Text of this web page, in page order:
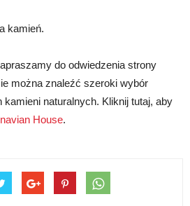
kamień.
do odwiedzenia strony
można znaleźć szeroki wybór
naturalnych. Kliknij tutaj, aby
House.